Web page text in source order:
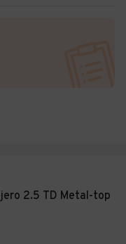
2.5 TD Metal-top